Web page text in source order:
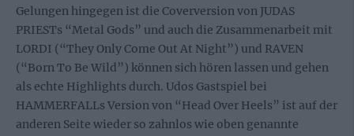
Gelungen hingegen ist die Coverversion von JUDAS
PRIESTs “Metal Gods” und auch die Zusammenarbeit mit
LORDI (“They Only Come Out At Night”) und RAVEN
(“Born To Be Wild”) können sich hören lassen und gehen
als echte Highlights durch. Udos Gastspiel bei
HAMMERFALLs Version von “Head Over Heels” ist auf der
anderen Seite wieder so zahnlos wie oben genannte